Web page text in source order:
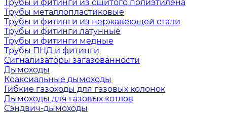
Трубы и фитинги из сшитого полиэтилена
Трубы металлопластиковые
Трубы и фитинги из нержавеющей стали
Трубы и фитинги латунные
Трубы и фитинги медные
Трубы ПНД и фитинги
Сигнализаторы загазованности
Дымоходы
Коаксиальные дымоходы
Гибкие газоходы для газовых колонок
Дымоходы для газовых котлов
Сэндвич-дымоходы